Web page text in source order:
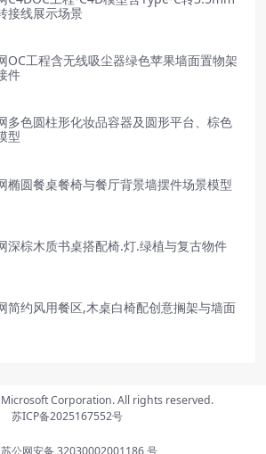
接线展示场景
OC工程含无线吸尘器绿色苹果墙面置物架
件
多色圆柱形化妆品容器及圆形平台、棕色
型
椭圆餐桌餐椅与餐厅背景墙摆件场景模型
深棕木质书桌搭配椅.灯.绿植与复古物件
简约风用餐区,木桌白椅配创意搁架与墙面
Corporation. All rights reserved.
苏ICP备2025167552号
苏公网安备 32030002001186 号